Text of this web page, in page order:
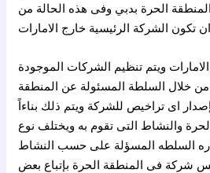
الحرة بدبي وفى هذه الحالة من
ويتم تنظيم الشركات الموجودة
خلال السلطة المسئولة عن المنطقة
اى تراخيص للشركة ويتم ذلك بناءاً
والنشاط التى تقوم به ويختلف نوع
السلطه المسؤلة على حسب النشاط
شركة فى المنطقة الحرة بإتباع بعض